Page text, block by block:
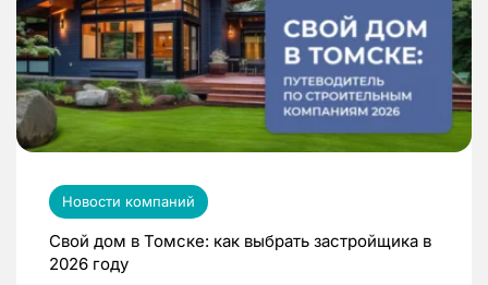
Новости компаний
Свой дом в Томске: как выбрать застройщика в
2026 году